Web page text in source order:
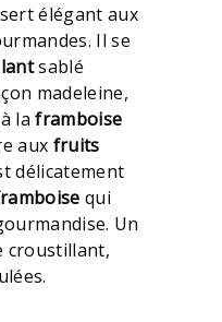
élégant aux
Il se
sablé
madeleine,
la framboise
aux fruits
délicatement
qui
Un
croustillant,